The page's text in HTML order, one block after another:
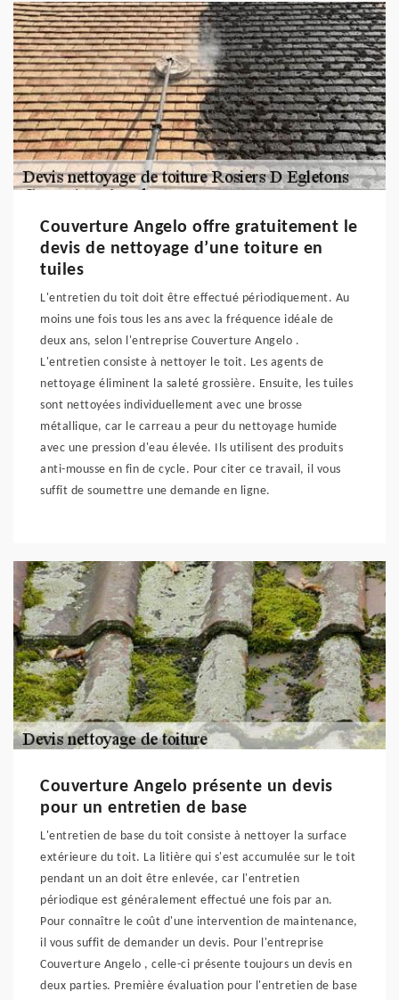
Couverture Angelo offre gratuitement le
devis de nettoyage d’une toiture en
tuiles
L'entretien du toit doit être effectué périodiquement. Au
moins une fois tous les ans avec la fréquence idéale de
deux ans, selon l'entreprise Couverture Angelo .
L'entretien consiste à nettoyer le toit. Les agents de
nettoyage éliminent la saleté grossière. Ensuite, les tuiles
sont nettoyées individuellement avec une brosse
métallique, car le carreau a peur du nettoyage humide
avec une pression d'eau élevée. Ils utilisent des produits
anti-mousse en fin de cycle. Pour citer ce travail, il vous
suffit de soumettre une demande en ligne.
Couverture Angelo présente un devis
pour un entretien de base
L'entretien de base du toit consiste à nettoyer la surface
extérieure du toit. La litière qui s'est accumulée sur le toit
pendant un an doit être enlevée, car l'entretien
périodique est généralement effectué une fois par an.
Pour connaître le coût d'une intervention de maintenance,
il vous suffit de demander un devis. Pour l'entreprise
Couverture Angelo , celle-ci présente toujours un devis en
deux parties. Première évaluation pour l'entretien de base